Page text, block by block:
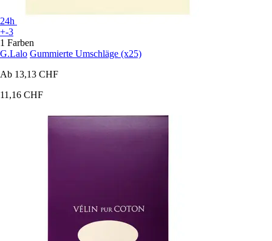
24h
+-3
1 Farben
G.Lalo Gummierte Umschläge (x25)
Ab 13,13 CHF
11,16 CHF